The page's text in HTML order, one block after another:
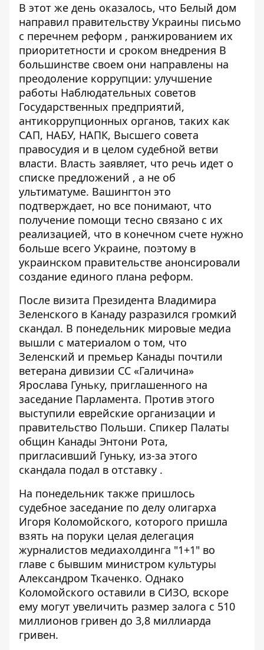
В этот же день оказалось, что Белый дом
направил правительству Украины письмо
с перечнем реформ , ранжированием их
приоритетности и сроком внедрения В
большинстве своем они направлены на
преодоление коррупции: улучшение
работы Наблюдательных советов
Государственных предприятий,
антикоррупционных органов, таких как
САП, НАБУ, НАПК, Высшего совета
правосудия и в целом судебной ветви
власти. Власть заявляет, что речь идет о
списке предложений , а не об
ультиматуме. Вашингтон это
подтверждает, но все понимают, что
получение помощи тесно связано с их
реализацией, что в конечном счете нужно
больше всего Украине, поэтому в
украинском правительстве анонсировали
создание единого плана реформ.
После визита Президента Владимира
Зеленского в Канаду разразился громкий
скандал. В понедельник мировые медиа
вышли с материалом о том, что
Зеленский и премьер Канады почтили
ветерана дивизии СС «Галичина»
Ярослава Гуньку, приглашенного на
заседание Парламента. Против этого
выступили еврейские организации и
правительство Польши. Спикер Палаты
общин Канады Энтони Рота,
пригласивший Гуньку, из-за этого
скандала подал в отставку .
На понедельник также пришлось
судебное заседание по делу олигарха
Игоря Коломойского, которого пришла
взять на поруки целая делегация
журналистов медиахолдинга "1+1" во
главе с бывшим министром культуры
Александром Ткаченко. Однако
Коломойского оставили в СИЗО, вскоре
ему могут увеличить размер залога с 510
миллионов гривен до 3,8 миллиарда
гривен.